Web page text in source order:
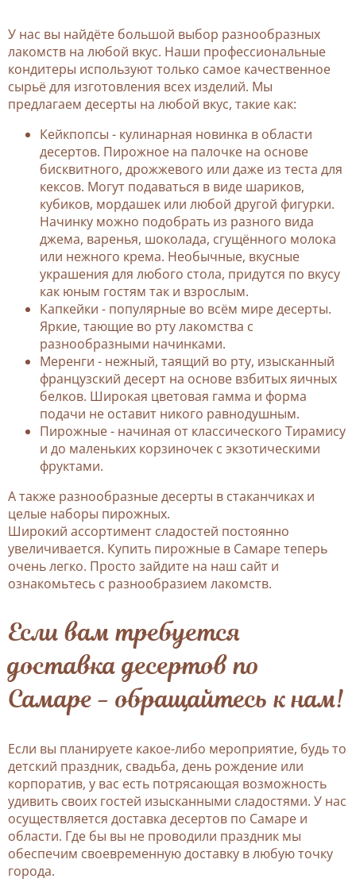
У нас вы найдёте большой выбор разнообразных
лакомств на любой вкус. Наши профессиональные
кондитеры используют только самое качественное
сырьё для изготовления всех изделий. Мы
предлагаем десерты на любой вкус, такие как:
Кейкпопсы - кулинарная новинка в области
десертов. Пирожное на палочке на основе
бисквитного, дрожжевого или даже из теста для
кексов. Могут подаваться в виде шариков,
кубиков, мордашек или любой другой фигурки.
Начинку можно подобрать из разного вида
джема, варенья, шоколада, сгущённого молока
или нежного крема. Необычные, вкусные
украшения для любого стола, придутся по вкусу
как юным гостям так и взрослым.
Капкейки - популярные во всём мире десерты.
Яркие, тающие во рту лакомства с
разнообразными начинками.
Меренги - нежный, таящий во рту, изысканный
французский десерт на основе взбитых яичных
белков. Широкая цветовая гамма и форма
подачи не оставит никого равнодушным.
Пирожные - начиная от классического Тирамису
и до маленьких корзиночек с экзотическими
фруктами.
А также разнообразные десерты в стаканчиках и
целые наборы пирожных.
Широкий ассортимент сладостей постоянно
увеличивается. Купить пирожные в Самаре теперь
очень легко. Просто зайдите на наш сайт и
ознакомьтесь с разнообразием лакомств.
Если вам требуется
доставка десертов по
Самаре - обращайтесь к нам!
Если вы планируете какое-либо мероприятие, будь то
детский праздник, свадьба, день рождение или
корпоратив, у вас есть потрясающая возможность
удивить своих гостей изысканными сладостями. У нас
осуществляется доставка десертов по Самаре и
области. Где бы вы не проводили праздник мы
обеспечим своевременную доставку в любую точку
города.